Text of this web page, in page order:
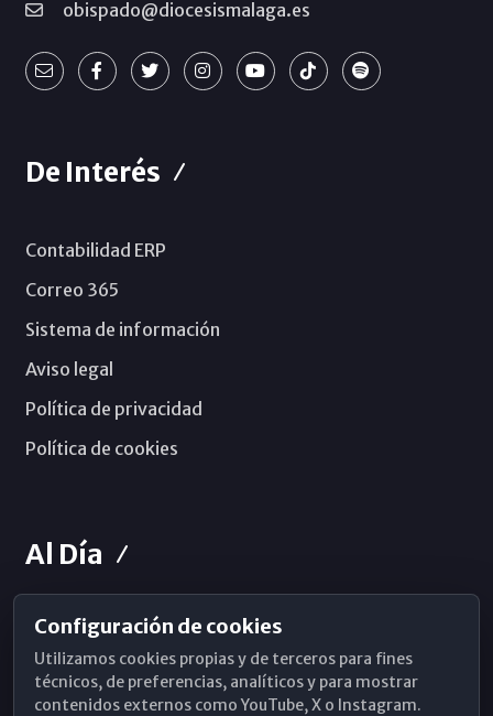
obispado@diocesismalaga.es
De Interés
Contabilidad ERP
Correo 365
Sistema de información
Aviso legal
Política de privacidad
Política de cookies
Al Día
Horarios de Misa
Hemeroteca
WhatsApp
Configuración de cookies
Utilizamos cookies propias y de terceros para fines
técnicos, de preferencias, analíticos y para mostrar
contenidos externos como YouTube, X o Instagram.